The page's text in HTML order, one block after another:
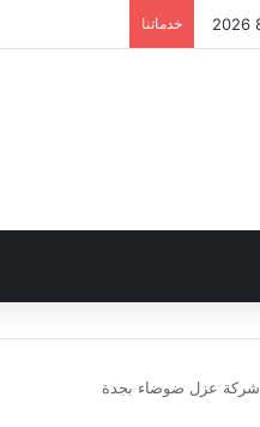
خدماتنا
شركة عزل ضوضاء بجدة